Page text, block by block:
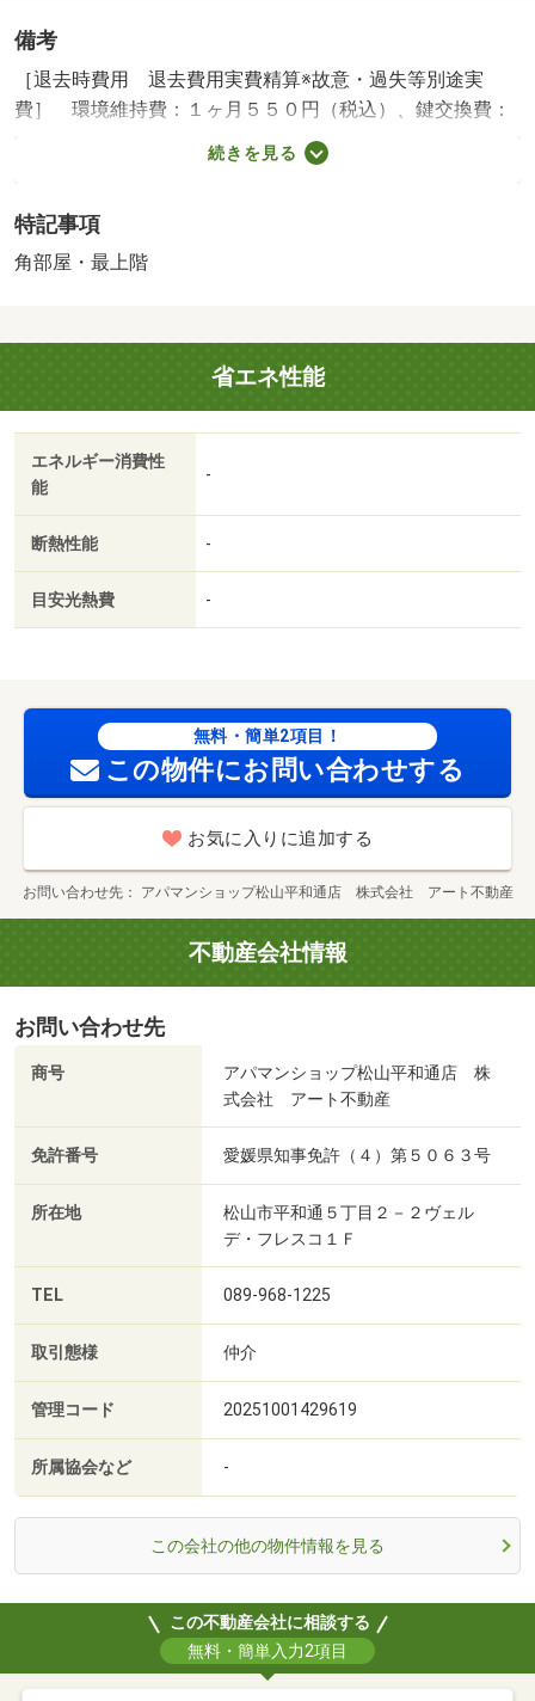
備考
［退去時費用 退去費用実費精算※故意・過失等別途実
費］ 環境維持費：１ヶ月５５０円（税込）、鍵交換費：
ご契約時１６５００円（税込）、退去時清掃費：５２２５
０円（税込）、インターネット利用料：有料、更新手数
９６３２００８・賃貸保証等：加入要（家賃等の１００％
または１２０％）・オンライン内見も可能です♪自宅でも気
有・駐輪場：有
続きを見る
特記事項
角部屋・最上階
省エネ性能
エネルギー消費性
能
-
断熱性能 -
目安光熱費 -
無料・簡単2項目！
この物件にお問い合わせする
お気に入りに追加する
お問い合わせ先 アパマンショップ松山平和通店 株式会社 アート不動産
不動産会社情報
お問い合わせ先
商号
アパマンショップ松山平和通店 株
式会社 アート不動産
免許番号 愛媛県知事免許（４）第５０６３号
所在地
松山市平和通５丁目２－２ヴェル
デ・フレスコ１Ｆ
TEL 089-968-1225
取引態様 仲介
管理コード 20251001429619
所属協会など -
この会社の他の物件情報を見る
この不動産会社に相談する
無料・簡単入力2項目